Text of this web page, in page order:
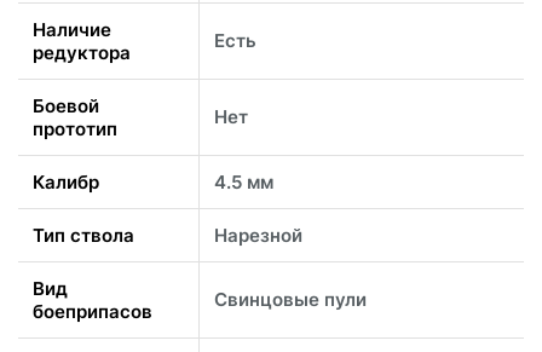
Наличие
редуктора
Есть
Боевой
прототип
Нет
Калибр 4.5 мм
Тип ствола Нарезной
Вид
боеприпасов
Свинцовые пули